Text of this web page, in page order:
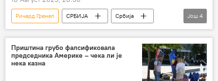
Ричард Гренел СРБИЈА
Србија
Србија – политика
Косово и Метохија (КиМ)
Аљбин Курти
Стевица Деђански
Још 4
Приштина грубо фалсификовала
председника Америке – чека ли је
нека казна